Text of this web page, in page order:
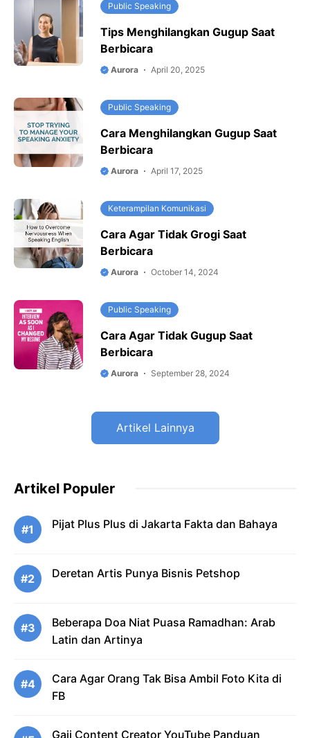
Public Speaking
Tips Menghilangkan Gugup Saat
Berbicara
Aurora April 20, 2025
Public Speaking
Cara Menghilangkan Gugup Saat
Berbicara
Aurora April 17, 2025
Keterampilan Komunikasi
Cara Agar Tidak Grogi Saat
Berbicara
Aurora October 14, 2024
Public Speaking
Cara Agar Tidak Gugup Saat
Berbicara
Aurora September 28, 2024
Artikel Lainnya
Artikel Populer
#1 Pijat Plus Plus di Jakarta Fakta dan Bahaya
#2 Deretan Artis Punya Bisnis Petshop
#3
Beberapa Doa Niat Puasa Ramadhan: Arab
Latin dan Artinya
#4
Cara Agar Orang Tak Bisa Ambil Foto Kita di
FB
Gaji Content Creator YouTube Panduan